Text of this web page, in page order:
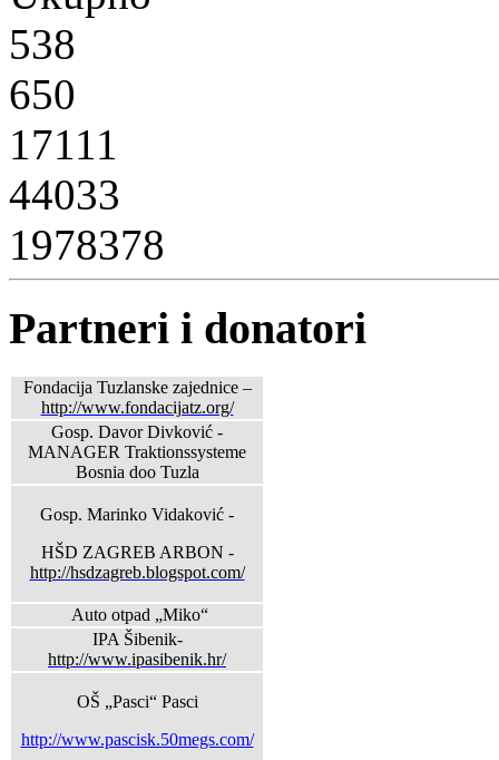
538
650
17111
44033
1978378
Partneri i donatori
Fondacija Tuzlanske zajednice –
http://www.fondacijatz.org/
Gosp. Davor Divković -
MANAGER Traktionssysteme
Bosnia doo Tuzla
Gosp. Marinko Vidaković -
HŠD ZAGREB ARBON -
http://hsdzagreb.blogspot.com/
Auto otpad „Miko“
IPA Šibenik-
http://www.ipasibenik.hr/
OŠ „Pasci“ Pasci
http://www.pascisk.50megs.com/